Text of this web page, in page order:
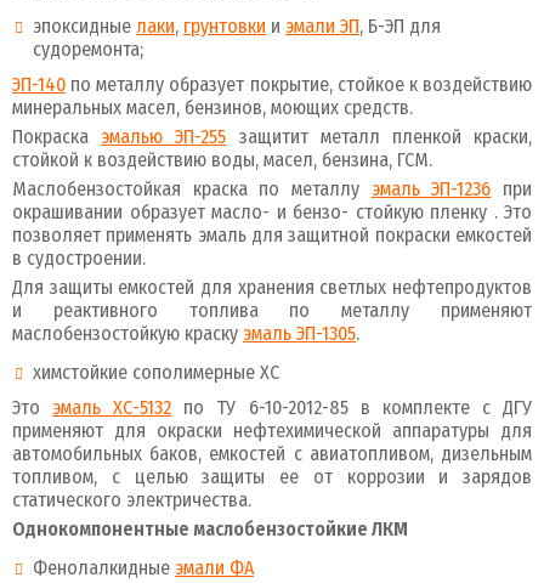
эпоксидные лаки, грунтовки и эмали ЭП, Б-ЭП для
судоремонта;
ЭП-140 по металлу образует покрытие, стойкое к воздействию
минеральных масел, бензинов, моющих средств.
Покраска эмалью ЭП-255 защитит металл пленкой краски,
стойкой к воздействию воды, масел, бензина, ГСМ.
Маслобензостойкая краска по металлу эмаль ЭП-1236 при
окрашивании образует масло- и бензо- стойкую пленку . Это
позволяет применять эмаль для защитной покраски емкостей
в судостроении.
Для защиты емкостей для хранения светлых нефтепродуктов
и реактивного топлива по металлу применяют
маслобензостойкую краску эмаль ЭП-1305.
химстойкие сополимерные ХС
Это эмаль ХС-5132 по ТУ 6-10-2012-85 в комплекте с ДГУ
применяют для окраски нефтехимической аппаратуры для
автомобильных баков, емкостей с авиатопливом, дизельным
топливом, с целью защиты ее от коррозии и зарядов
статического электричества.
Однокомпонентные маслобензостойкие ЛКМ
Фенолалкидные эмали ФА